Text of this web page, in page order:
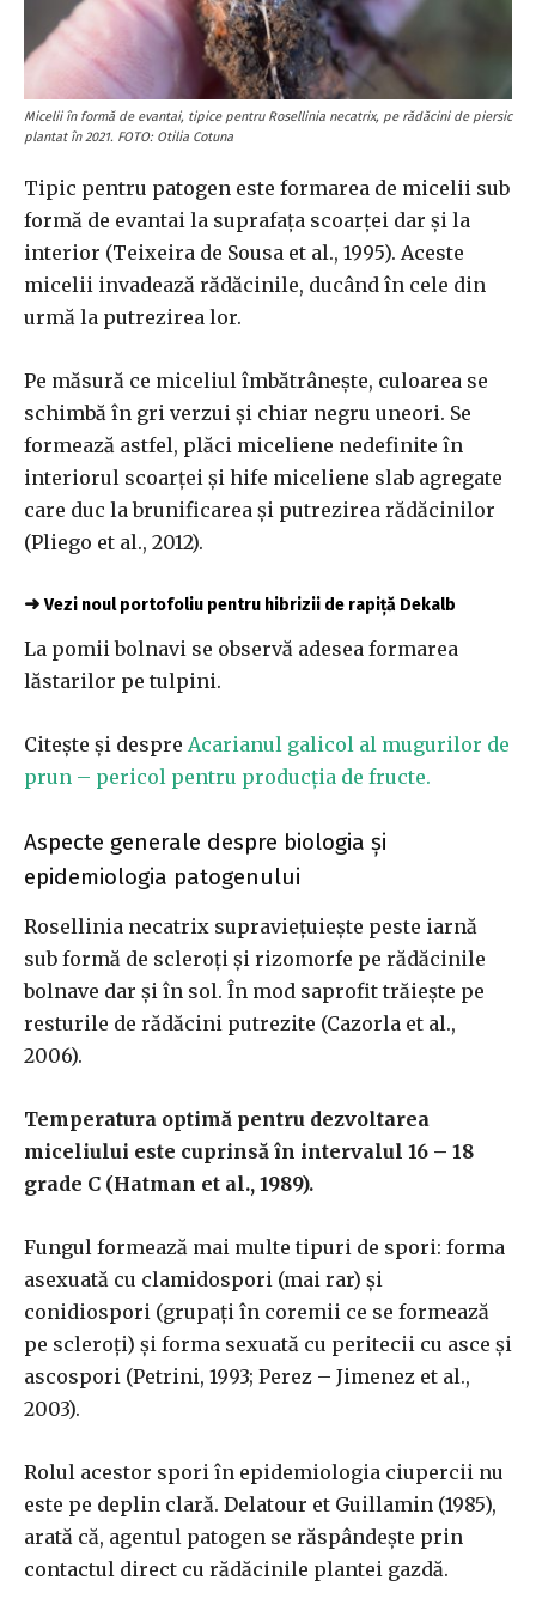
Micelii în formă de evantai, tipice pentru Rosellinia necatrix, pe rădăcini de piersic
plantat în 2021. FOTO: Otilia Cotuna
Tipic pentru patogen este formarea de micelii sub
formă de evantai la suprafața scoarței dar și la
interior (Teixeira de Sousa et al., 1995). Aceste
micelii invadează rădăcinile, ducând în cele din
urmă la putrezirea lor.
Pe măsură ce miceliul îmbătrânește, culoarea se
schimbă în gri verzui și chiar negru uneori. Se
formează astfel, plăci miceliene nedefinite în
interiorul scoarței și hife miceliene slab agregate
care duc la brunificarea și putrezirea rădăcinilor
(Pliego et al., 2012).
➜ Vezi noul portofoliu pentru hibrizii de rapiță Dekalb
La pomii bolnavi se observă adesea formarea
lăstarilor pe tulpini.
Citește și despre Acarianul galicol al mugurilor de
prun – pericol pentru producția de fructe.
Aspecte generale despre biologia și
epidemiologia patogenului
Rosellinia necatrix supraviețuiește peste iarnă
sub formă de scleroți și rizomorfe pe rădăcinile
bolnave dar și în sol. În mod saprofit trăiește pe
resturile de rădăcini putrezite (Cazorla et al.,
2006).
Temperatura optimă pentru dezvoltarea
miceliului este cuprinsă în intervalul 16 – 18
grade C (Hatman et al., 1989).
Fungul formează mai multe tipuri de spori: forma
asexuată cu clamidospori (mai rar) și
conidiospori (grupați în coremii ce se formează
pe scleroți) și forma sexuată cu peritecii cu asce și
ascospori (Petrini, 1993; Perez – Jimenez et al.,
2003).
Rolul acestor spori în epidemiologia ciupercii nu
este pe deplin clară. Delatour et Guillamin (1985),
arată că, agentul patogen se răspândește prin
contactul direct cu rădăcinile plantei gazdă.